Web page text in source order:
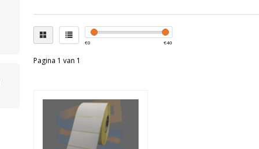
€0 €40
Pagina 1 van 1